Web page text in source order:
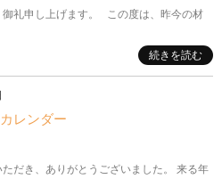
礼申し上げます。 この度は、昨今の材
続きを読む
レンダー
だき、ありがとうございました。 来る年